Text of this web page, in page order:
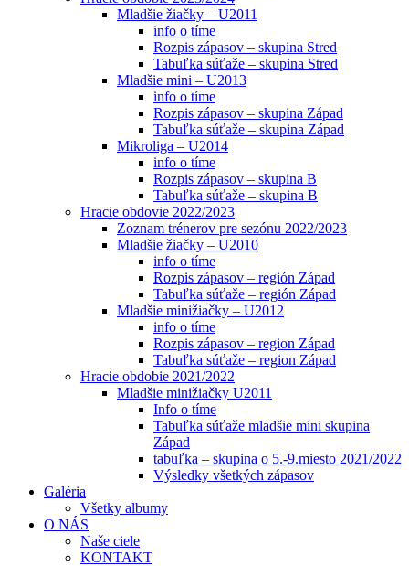
Mladšie žiačky – U2011
info o tíme
Rozpis zápasov – skupina Stred
Tabuľka súťaže – skupina Stred
Mladšie mini – U2013
info o tíme
Rozpis zápasov – skupina Západ
Tabuľka súťaže – skupina Západ
Mikroliga – U2014
info o tíme
Rozpis zápasov – skupina B
Tabuľka súťaže – skupina B
Hracie obdovie 2022/2023
Zoznam trénerov pre sezónu 2022/2023
Mladšie žiačky – U2010
info o tíme
Rozpis zápasov – región Západ
Tabuľka súťaže – región Západ
Mladšie minižiačky – U2012
info o tíme
Rozpis zápasov – region Západ
Tabuľka súťaže – region Západ
Hracie obdobie 2021/2022
Mladšie minižiačky U2011
Info o tíme
Tabuľka súťaže mladšie mini skupina
Západ
tabuľka – skupina o 5.-9.miesto 2021/2022
Výsledky všetkých zápasov
Galéria
Všetky albumy
O NÁS
Naše ciele
KONTAKT